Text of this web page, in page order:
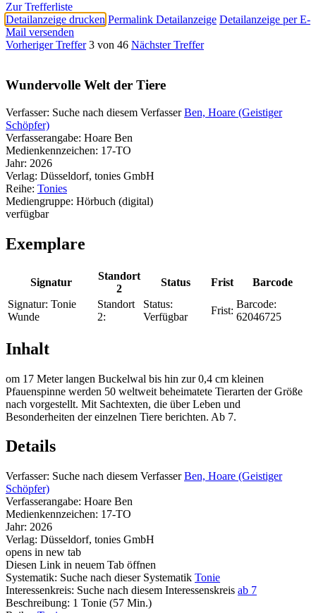
Zur Trefferliste
Detailanzeige drucken Permalink Detailanzeige Detailanzeige per E-
Mail versenden
Vorheriger Treffer 3 von 46 Nächster Treffer
Wundervolle Welt der Tiere
Verfasser: Suche nach diesem Verfasser Ben, Hoare (Geistiger
Schöpfer)
Verfasserangabe: Hoare Ben
Medienkennzeichen: 17-TO
Jahr: 2026
Verlag: Düsseldorf, tonies GmbH
Reihe: Tonies
Mediengruppe: Hörbuch (digital)
verfügbar
Exemplare
Signatur
Standort
2
Status Frist
Barcode
Signatur: Tonie
Wunde
Standort
2:
Status:
Verfügbar
Frist:
Barcode:
62046725
Inhalt
om 17 Meter langen Buckelwal bis hin zur 0,4 cm kleinen
Pfauenspinne werden 50 weltweit beheimatete Tierarten der Größe
nach vorgestellt. Mit Sachtexten, die über Leben und
Besonderheiten der einzelnen Tiere berichten. Ab 7.
Details
Verfasser: Suche nach diesem Verfasser Ben, Hoare (Geistiger
Schöpfer)
Verfasserangabe: Hoare Ben
Medienkennzeichen: 17-TO
Jahr: 2026
Verlag: Düsseldorf, tonies GmbH
opens in new tab
Diesen Link in neuem Tab öffnen
Systematik: Suche nach dieser Systematik Tonie
Interessenkreis: Suche nach diesem Interessenskreis ab 7
Beschreibung: 1 Tonie (57 Min.)